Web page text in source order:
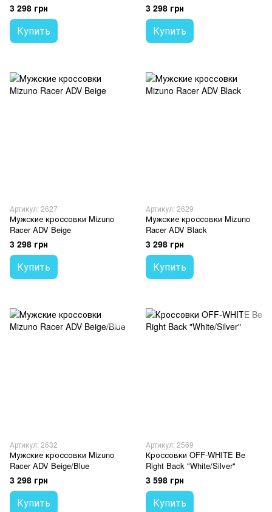
3 298 грн
Купить
3 298 грн
Купить
Артикул: 2627
Мужские кроссовки Mizuno
Racer ADV Beige
3 298 грн
Купить
Артикул: 2629
Мужские кроссовки Mizuno
Racer ADV Black
3 298 грн
Купить
Артикул: 2632
Мужские кроссовки Mizuno
Racer ADV Beige/Blue
3 298 грн
Купить
Артикул: 2569
Кроссовки OFF-WHITE Be
Right Back "White/Silver"
3 598 грн
Купить